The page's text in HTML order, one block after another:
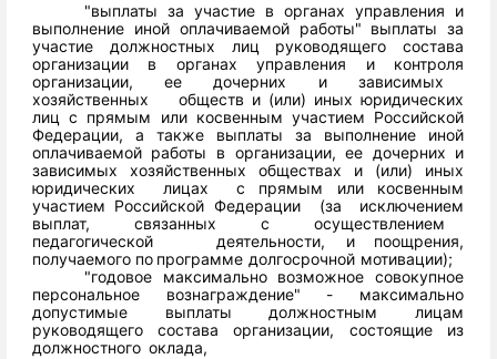
"выплаты за участие в органах управления
и
выполнение
иной оплачиваемой работы" выплаты
за
участие
должностных лиц руководящего
состава
организации
в органах управления и
контроля
организации,
ее дочерних и
зависимых
хозяйственных
обществ и (или) иных юридических
лиц с прямым или косвенным участием Российской
Федерации,
а также выплаты за выполнение
иной
оплачиваемой работы в организации, ее дочерних и
зависимых
хозяйственных обществах и (или)
иных
юридических
лицах с прямым или
косвенным
участием Российской Федерации (за
исключением
выплат,
связанных с
осуществлением
педагогической
деятельности, и
поощрения,
получаемого по программе долгосрочной мотивации);
"годовое
максимально возможное совокупное
персональное
вознаграждение" - максимально
допустимые
выплаты должностным
лицам
руководящего
состава организации, состоящие
из
должностного оклада,